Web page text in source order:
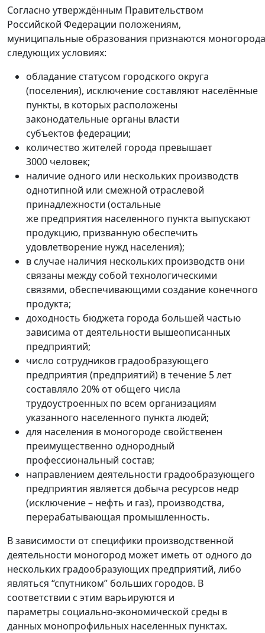
Согласно утверждённым Правительством
Российской Федерации положениям,
муниципальные образования признаются
следующих условиях:
обладание статусом городского округа
(поселения), исключение составляют населённые
пункты, в которых расположены
законодательные органы власти
субъектов федерации;
количество жителей города превышает
3000 человек;
наличие одного или нескольких производств
однотипной или смежной отраслевой
принадлежности (остальные
же предприятия населенного пункта выпускают
продукцию, призванную обеспечить
удовлетворение нужд населения);
в случае наличия нескольких производств они
связаны между собой технологическими
связями, обеспечивающими создание конечного
продукта;
доходность бюджета города большей частью
зависима от деятельности вышеописанных
предприятий;
число сотрудников градообразующего
предприятия (предприятий) в течение 5 лет
составляло 20% от общего числа
трудоустроенных по всем организациям
указанного населенного пункта людей;
для населения в моногороде свойственен
преимущественно однородный
профессиональный состав;
направлением деятельности градообразующего
предприятия является добыча ресурсов недр
(исключение – нефть и газ), производства,
перерабатывающая промышленность.
В зависимости от специфики производственной
деятельности моногород может иметь от одного до
нескольких градообразующих предприятий, либо
являться “спутником” больших городов. В
соответствии с этим варьируются и
параметры социально-экономической среды в
данных монопрофильных населенных пунктах.